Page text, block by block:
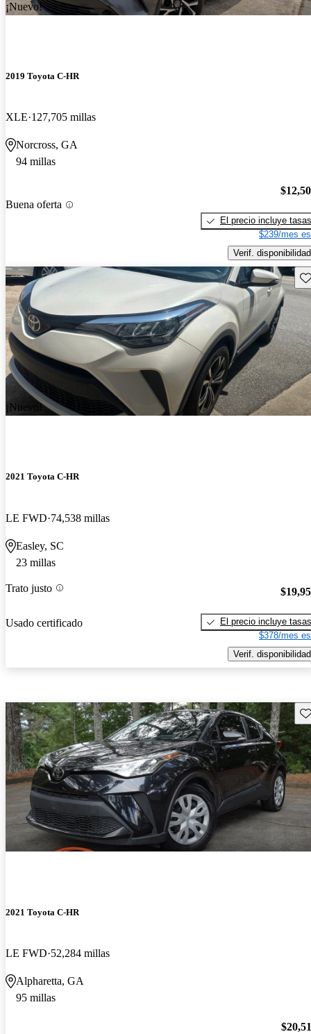
¡Nuevo!
2019 Toyota C-HR
XLE 127,705 millas
Norcross, GA
94 millas
Buena oferta
El precio incluye tasas
$239/mes
Verif. disponibilidad
¡Nuevo!
2021 Toyota C-HR
LE FWD 74,538 millas
Easley, SC
23 millas
Trato justo
Usado certificado
El precio incluye tasas
$378/mes
Verif. disponibilidad
2021 Toyota C-HR
LE FWD 52,284 millas
Alpharetta, GA
95 millas